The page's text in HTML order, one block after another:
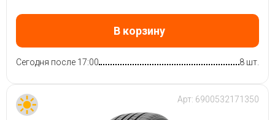
В корзину
Сегодня после 17:00 8 шт.
Арт: 6900532171350